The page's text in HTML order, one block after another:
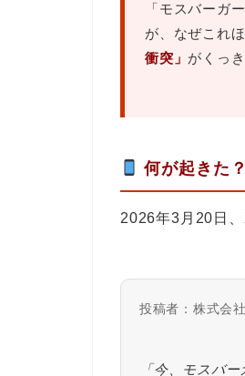
「モスバーガ
が、なぜこれ
衝突」 がくっ
何が起きた
2026年3月20日
投稿者：株式会
「今、モスバ